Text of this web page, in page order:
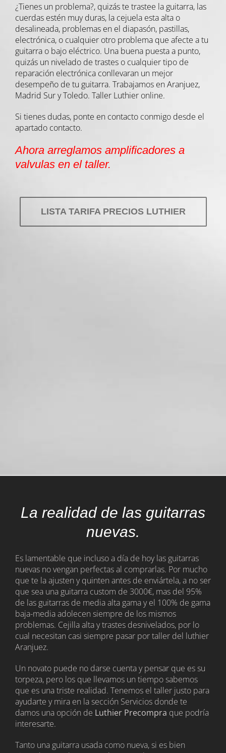
¿Tienes un problema?, quizás te trastee la guitarra, las
cuerdas estén muy duras, la cejuela esta alta o
desalineada, problemas en el diapasón, pastillas,
electrónica, o cualquier otro problema que afecte a tu
guitarra o bajo eléctrico. Una buena puesta a punto,
quizás un nivelado de trastes o cualquier tipo de
reparación electrónica conllevaran un mejor
desempeño de tu guitarra. Trabajamos en Aranjuez,
Madrid Sur y Toledo. Taller Luthier online.
Si tienes dudas, ponte en contacto conmigo desde el
apartado contacto.
Ahora arreglamos amplificadores a
valvulas en el taller.
LISTA TARIFA PRECIOS LUTHIER
La realidad de las guitarras
nuevas.
Es lamentable que incluso a día de hoy las guitarras
nuevas no vengan perfectas al comprarlas. Por mucho
que te la ajusten y quinten antes de enviártela, a no ser
que sea una guitarra custom de 3000€, mas del 95%
de las guitarras de media alta gama y el 100% de gama
baja-media adolecen siempre de los mismos
problemas. Cejilla alta y trastes desnivelados, por lo
cual necesitan casi siempre pasar por taller del luthier
Aranjuez.
Un novato puede no darse cuenta y pensar que es su
torpeza, pero los que llevamos un tiempo sabemos
que es una triste realidad. Tenemos el taller justo para
ayudarte y mira en la sección Servicios donde te
damos una opción de Luthier Precompra que podría
interesarte.
Tanto una guitarra usada como nueva, si es bien